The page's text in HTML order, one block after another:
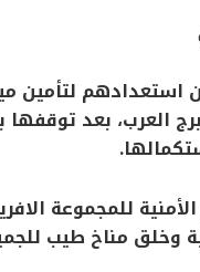
استعدادهم لتأمين
برج العرب، بعد
للمجموعة
وخلق مناخ طيب